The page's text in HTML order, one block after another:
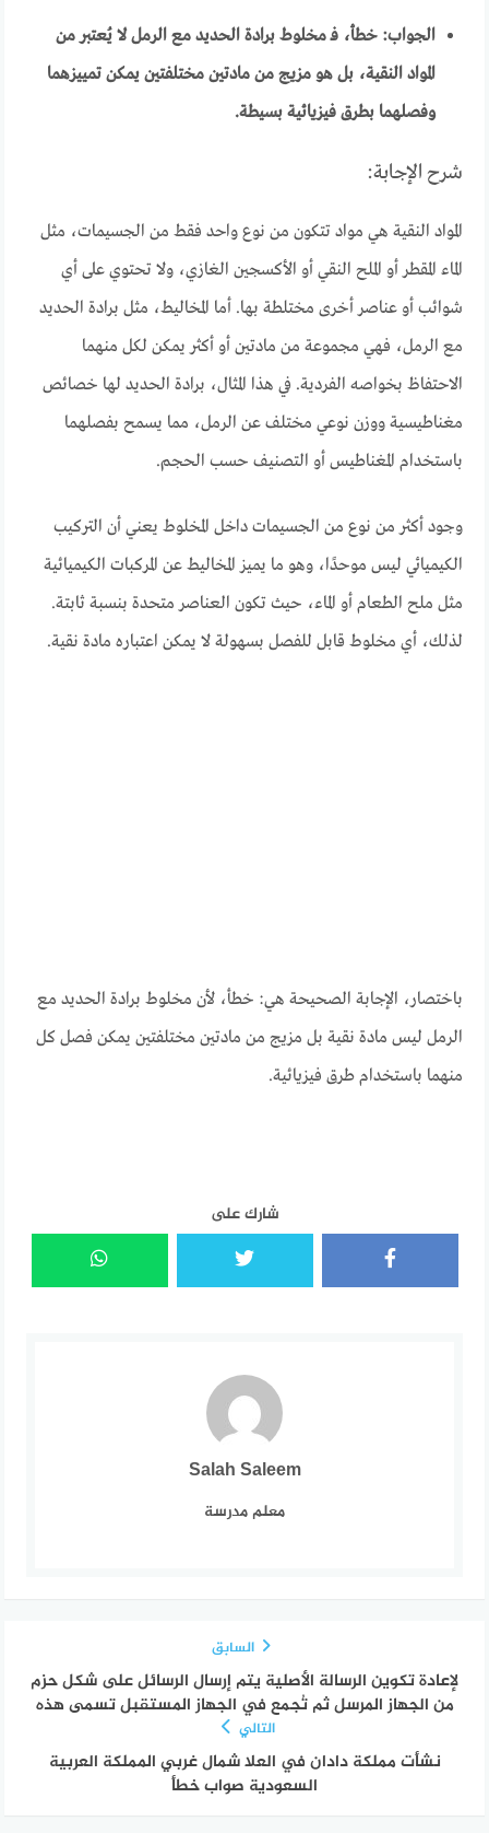
الجواب: خطأ، فـ مخلوط برادة الحديد مع الرمل لا يُعتبر من
المواد النقية، بل هو مزيج من مادتين مختلفتين يمكن تمييزهما
وفصلهما بطرق فيزيائية بسيطة.
شرح الإجابة:
المواد النقية هي مواد تتكون من نوع واحد فقط من الجسيمات، مثل
الماء المقطر أو الملح النقي أو الأكسجين الغازي، ولا تحتوي على أي
شوائب أو عناصر أخرى مختلطة بها. أما المخاليط، مثل برادة الحديد
مع الرمل، فهي مجموعة من مادتين أو أكثر يمكن لكل منهما
الاحتفاظ بخواصه الفردية. في هذا المثال، برادة الحديد لها خصائص
مغناطيسية ووزن نوعي مختلف عن الرمل، مما يسمح بفصلهما
باستخدام المغناطيس أو التصنيف حسب الحجم.
وجود أكثر من نوع من الجسيمات داخل المخلوط يعني أن التركيب
الكيميائي ليس موحدًا، وهو ما يميز المخاليط عن المركبات الكيميائية
مثل ملح الطعام أو الماء، حيث تكون العناصر متحدة بنسبة ثابتة.
لذلك، أي مخلوط قابل للفصل بسهولة لا يمكن اعتباره مادة نقية.
باختصار، الإجابة الصحيحة هي: خطأ، لأن مخلوط برادة الحديد مع
الرمل ليس مادة نقية بل مزيج من مادتين مختلفتين يمكن فصل كل
منهما باستخدام طرق فيزيائية.
شارك على
Salah Saleem
معلم مدرسة
السابق
لإعادة تكوين الرسالة الأصلية يتم إرسال الرسائل على شكل حزم
من الجهاز المرسل ثم تُجمع في الجهاز المستقبل تسمى هذه
التالي
نشأت مملكة دادان في العلا شمال غربي المملكة العربية
السعودية صواب خطأ